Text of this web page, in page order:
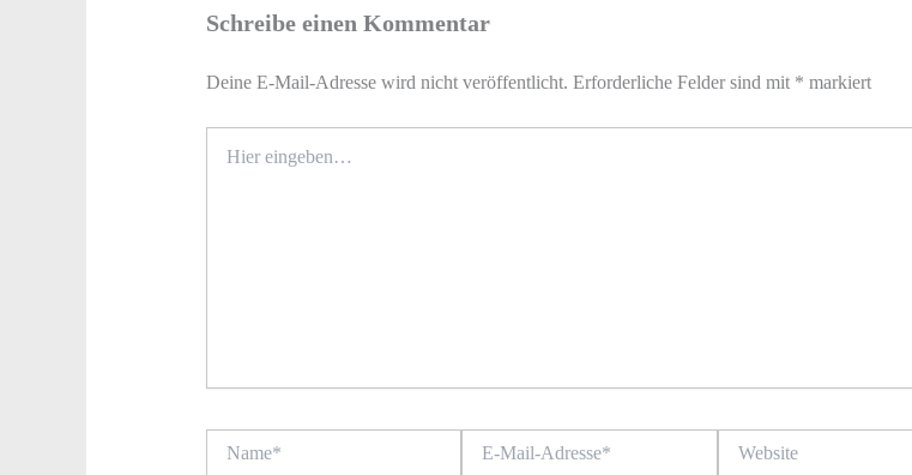
Schreibe einen Kommentar
Deine E-Mail-Adresse wird nicht veröffentlicht. Erforderliche Felder sind mit * markiert
eingeben…
Mail-